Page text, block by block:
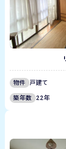
物件 戸建て
築年数
22年